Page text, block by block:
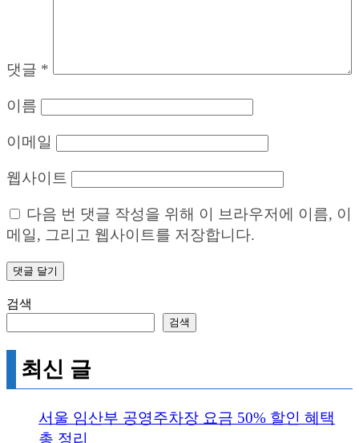
댓글 *
이름
이메일
웹사이트
다음 번 댓글 작성을 위해 이 브라우저에 이름, 이
메일, 그리고 웹사이트를 저장합니다.
검색
검색
최신 글
서울 임산부 공영주차장 요금 50% 할인 혜택
총 정리